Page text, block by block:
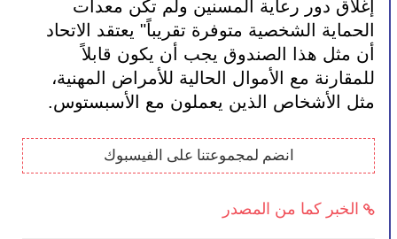
مثل الأشخاص الذين يعملون مع الأسبستوس.
انضم لمجموعتنا على الفيسبوك
الخبر كما من المصدر